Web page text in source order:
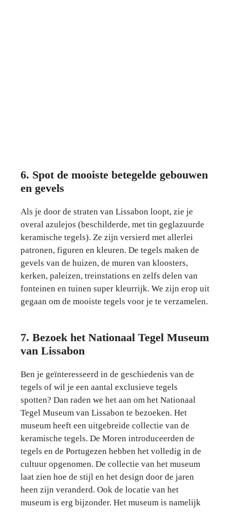
6. Spot de mooiste betegelde gebouwen
en gevels
Als je door de straten van Lissabon loopt, zie je
overal azulejos (beschilderde, met tin geglazuurde
keramische tegels). Ze zijn versierd met allerlei
patronen, figuren en kleuren. De tegels maken de
gevels van de huizen, de muren van kloosters,
kerken, paleizen, treinstations en zelfs delen van
fonteinen en tuinen super kleurrijk. We zijn erop uit
gegaan om de mooiste tegels voor je te verzamelen.
7. Bezoek het Nationaal Tegel Museum
van Lissabon
Ben je geïnteresseerd in de geschiedenis van de
tegels of wil je een aantal exclusieve tegels
spotten? Dan raden we het aan om het Nationaal
Tegel Museum van Lissabon te bezoeken. Het
museum heeft een uitgebreide collectie van de
keramische tegels. De Moren introduceerden de
tegels en de Portugezen hebben het volledig in de
cultuur opgenomen. De collectie van het museum
laat zien hoe de stijl en het design door de jaren
heen zijn veranderd. Ook de locatie van het
museum is erg bijzonder. Het museum is namelijk